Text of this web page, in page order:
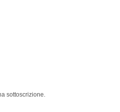
sottoscrizione.